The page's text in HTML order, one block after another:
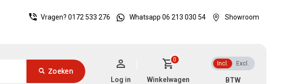
Vragen? 0172 533 276 Whatsapp 06 213 030 54 Showroom
Zoeken
Incl. Excl.
0
Winkelwagen
Log in